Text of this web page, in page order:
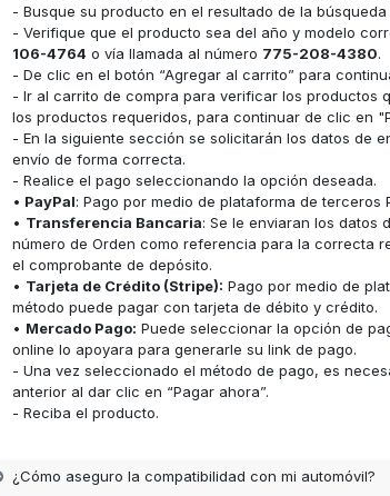
- Busque su producto en el resultado de la
- Verifique que el producto sea del año y modelo
106-4764 o vía llamada al número 775-208-4380.
- De clic en el botón “Agregar al carrito” para
- Ir al carrito de compra para verificar los productos
los productos requeridos, para continuar de clic en
- En la siguiente sección se solicitarán los datos de
envío de forma correcta.
- Realice el pago seleccionando la opción deseada.
• PayPal: Pago por medio de plataforma de terceros
• Transferencia Bancaria: Se le enviaran los datos
número de Orden como referencia para la correcta
el comprobante de depósito.
• Tarjeta de Crédito (Stripe): Pago por medio de
método puede pagar con tarjeta de débito y crédito.
• Mercado Pago: Puede seleccionar la opción de
online lo apoyara para generarle su link de pago.
- Una vez seleccionado el método de pago, es
anterior al dar clic en “Pagar ahora”.
- Reciba el producto.
¿Cómo aseguro la compatibilidad con mi automóvil?